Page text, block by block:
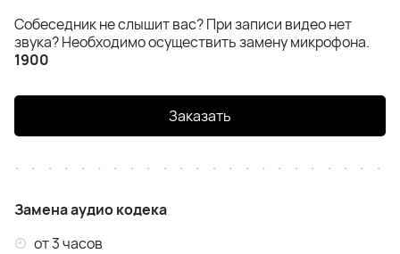
Собеседник не слышит вас? При записи видео нет
звука? Необходимо осуществить замену микрофона.
1900
Заказать
Замена аудио кодека
от 3 часов